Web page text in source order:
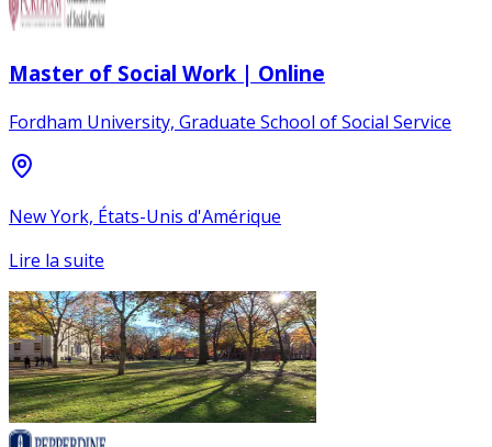
Master of Social Work | Online
Fordham University, Graduate School of Social Service
New York, États-Unis d'Amérique
Lire la suite